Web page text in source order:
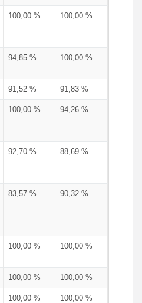
100,00 % 100,00 %
94,85 % 100,00 %
91,52 % 91,83 %
100,00 % 94,26 %
92,70 % 88,69 %
83,57 % 90,32 %
100,00 % 100,00 %
100,00 % 100,00 %
100,00 % 100,00 %